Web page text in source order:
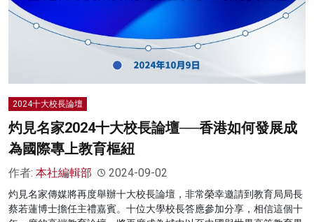
2024十大校長論壇
灼見名家2024十大校長論壇──香港如何發展成
為國際專上教育樞紐
作者: 本社編輯部 2024-09-02
灼見名家傳媒將再度舉辦十大校長論壇，非常榮幸邀請到教育局局長
蔡若蓮博士擔任主禮嘉賓。十位大學校長答應參加分享，相信這個十